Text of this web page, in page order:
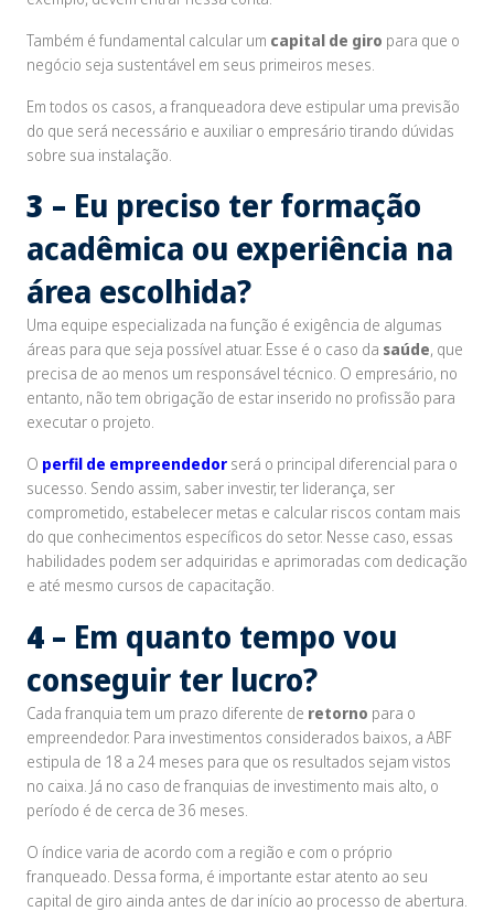
Também é fundamental calcular um capital de giro para que o
negócio seja sustentável em seus primeiros meses.
Em todos os casos, a franqueadora deve estipular uma previsão
do que será necessário e auxiliar o empresário tirando dúvidas
sobre sua instalação.
3 – Eu preciso ter formação
acadêmica ou experiência na
área escolhida?
Uma equipe especializada na função é exigência de algumas
áreas para que seja possível atuar. Esse é o caso da saúde, que
precisa de ao menos um responsável técnico. O empresário, no
entanto, não tem obrigação de estar inserido no profissão para
executar o projeto.
O perfil de empreendedor será o principal diferencial para o
sucesso. Sendo assim, saber investir, ter liderança, ser
comprometido, estabelecer metas e calcular riscos contam mais
do que conhecimentos específicos do setor. Nesse caso, essas
habilidades podem ser adquiridas e aprimoradas com dedicação
e até mesmo cursos de capacitação.
4 – Em quanto tempo vou
conseguir ter lucro?
Cada franquia tem um prazo diferente de retorno para o
empreendedor. Para investimentos considerados baixos, a ABF
estipula de 18 a 24 meses para que os resultados sejam vistos
no caixa. Já no caso de franquias de investimento mais alto, o
período é de cerca de 36 meses.
O índice varia de acordo com a região e com o próprio
franqueado. Dessa forma, é importante estar atento ao seu
capital de giro ainda antes de dar início ao processo de abertura.